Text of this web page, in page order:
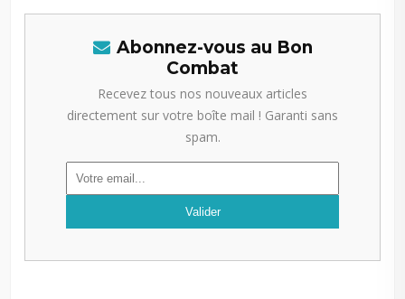
Abonnez-vous au Bon
Combat
Recevez tous nos nouveaux articles
directement sur votre boîte mail ! Garanti sans
spam.